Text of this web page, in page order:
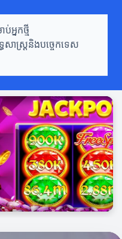
អ្នកថ្មី
សាស្រ្តនិងបច្ចេកទេស